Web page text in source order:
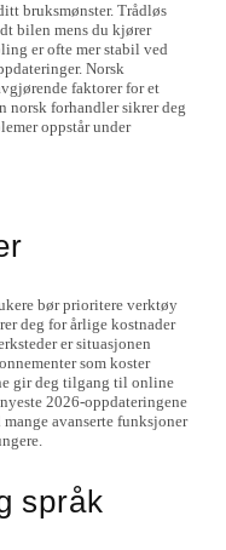
bruksmønster. Trådløs
bilen mens du kjører
er ofte mer stabil ved
Norsk
faktorer for et
norsk forhandler sikrer deg
oppstår under
bør prioritere verktøy
deg for årlige kostnader
er situasjonen
som koster
gir deg tilgang til online
2026-oppdateringene
avanserte funksjoner
språk